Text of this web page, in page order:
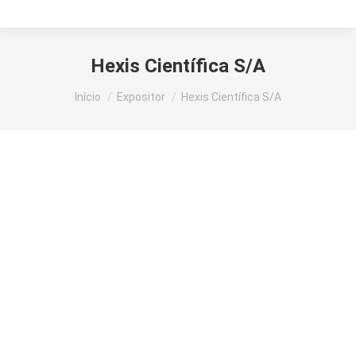
Hexis Científica S/A
Você está aqui:
Início Expositor Hexis Científica S/A